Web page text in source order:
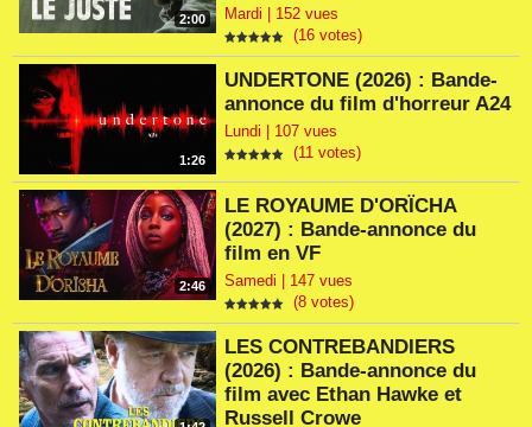
2:00
Mardi | 152 vues
(16 votes)
1:26
UNDERTONE (2026) : Bande-
annonce du film d'horreur A24
Lundi | 107 vues
(11 votes)
2:46
LE ROYAUME D'ORÏCHA
(2027) : Bande-annonce du
film en VF
Samedi | 147 vues
(8 votes)
LES CONTREBANDIERS
(2026) : Bande-annonce du
film avec Ethan Hawke et
Russell Crowe